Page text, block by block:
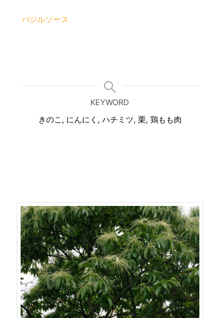
バジルソース
KEYWORD
きのこ, にんにく, ハチミツ, 栗, 鶏もも肉